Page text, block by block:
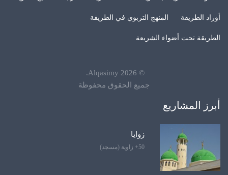
أوراد الطريقة المنهج التربوي في الطريقة
الطريقة تحت أضواء الشريعة
©
2026
Alqasimy
.
جميع الحقوق محفوظة
أبرز المشاريع
زوايا
50+ زاوية (مسجد)